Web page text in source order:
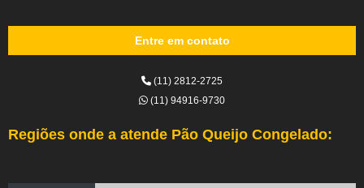
Entre em contato
(11) 2812-2725
(11) 94916-9730
Regiões onde a atende Pão Queijo Congelado: